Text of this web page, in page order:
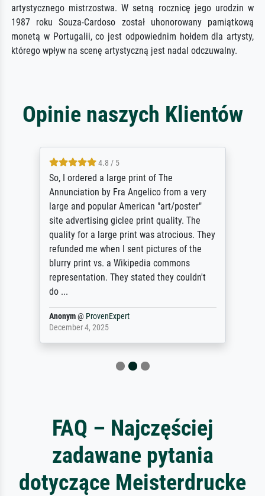
artystycznego mistrzostwa. W setną rocznicę jego urodzin w
1987 roku Souza-Cardoso został uhonorowany pamiątkową
monetą w Portugalii, co jest odpowiednim hołdem dla artysty,
którego wpływ na scenę artystyczną jest nadal odczuwalny.
Opinie naszych Klientów
4.8 / 5
So, I ordered a large print of The
Annunciation by Fra Angelico from a very
large and popular American "art/poster"
site advertising giclee print quality. The
quality for a large print was atrocious. They
refunded me when I sent pictures of the
blurry print vs. a Wikipedia commons
representation. They stated they couldn't
do ...
Anonym@ ProvenExpert
December 4, 2025
FAQ – Najczęściej
zadawane pytania
dotyczące Meisterdrucke